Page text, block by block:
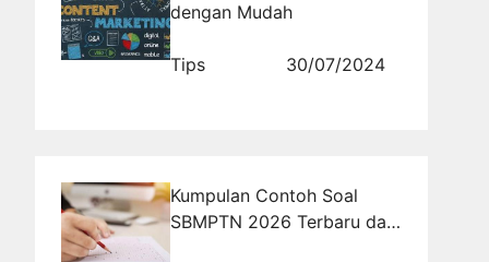
dengan Mudah
Tips 30/07/2024
Kumpulan Contoh Soal
SBMPTN 2026 Terbaru dan